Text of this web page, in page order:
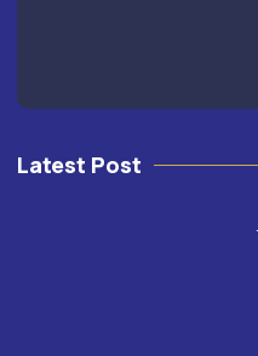
Latest Post